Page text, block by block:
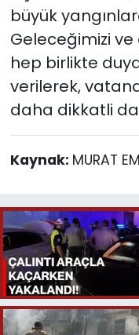
büyük
Geleceğimizi ve
hep birlikte
verilerek,
daha dikkatli
Kaynak: MURAT